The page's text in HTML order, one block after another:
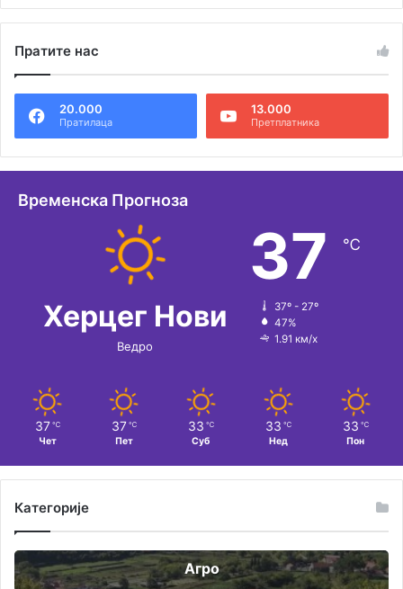
Пратите нас
20.000
Пратилаца
13.000
Претплатника
Временска Прогноза
Херцег Нови
Ведро
37 ℃
37º - 27º
47%
1.91 км/х
37 ℃
Чет
37 ℃
Пет
33 ℃
Суб
33 ℃
Нед
33 ℃
Пон
Категорије
Агро